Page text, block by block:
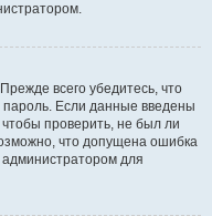
всего убедитесь, что
Если данные введены
проверить, не был ли
что допущена ошибка
для